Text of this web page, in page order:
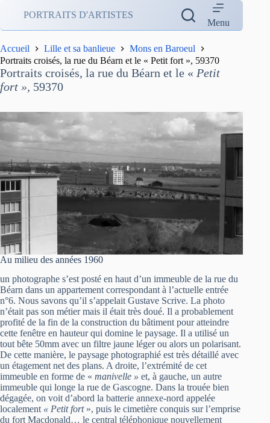
contenu
PORTRAITS D'ARTISTES
Menu
Accueil Lille et sa banlieue
Mons en Baroeul
Portraits croisés, la rue du Béarn et le « Petit fort », 59370
Portraits croisés, la rue du Béarn et le « Petit
fort », 59370
Au milieu des années 1960
un photographe s’est posté en haut d’un immeuble de la rue du
Béarn dans un appartement correspondant à l’actuelle entrée
n°6. Nous savons qu’il s’appelait Gustave Scrive. La photo
n’était pas son métier mais il était très doué. Il a probablement
profité de la fin de la construction du bâtiment pour atteindre
cette fenêtre en hauteur qui domine le paysage. Il a utilisé un
tout bête 50mm avec un filtre jaune léger ou alors un polarisant.
De cette manière, le paysage photographié est très détaillé avec
un étagement net des plans. A droite, l’extrémité de cet
immeuble en forme de « manivelle » et, à gauche, un autre
immeuble qui longe la rue de Gascogne. Dans la trouée bien
dégagée, on voit d’abord la batterie annexe-nord appelée
localement « Petit fort », puis le cimetière conquis sur l’emprise
du fort Macdonald… le central téléphonique nouvellement